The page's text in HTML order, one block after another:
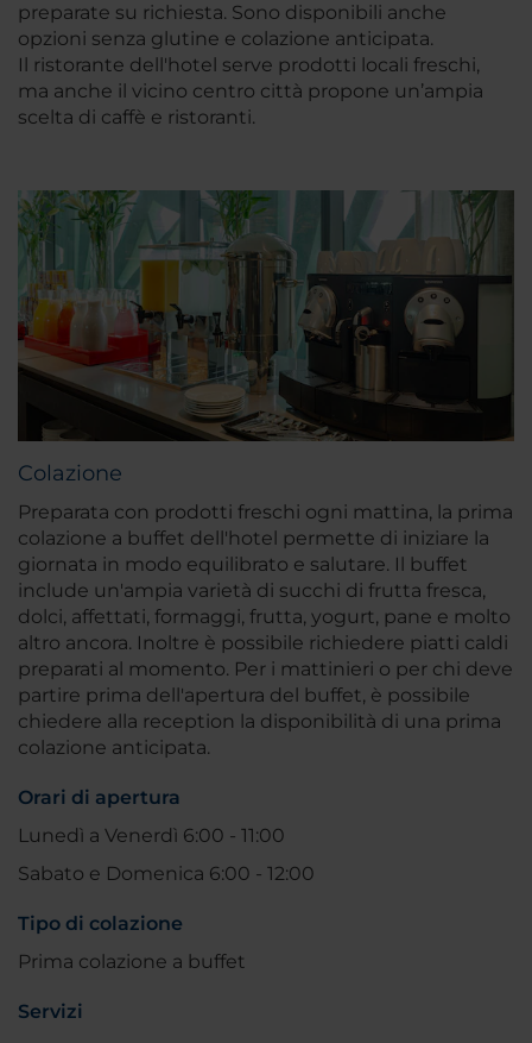
preparate su richiesta. Sono disponibili anche
opzioni senza glutine e colazione anticipata.
Il ristorante dell'hotel serve prodotti locali freschi,
ma anche il vicino centro città propone un’ampia
scelta di caffè e ristoranti.
Colazione
Preparata con prodotti freschi ogni mattina, la prima
colazione a buffet dell'hotel permette di iniziare la
giornata in modo equilibrato e salutare. Il buffet
include un'ampia varietà di succhi di frutta fresca,
dolci, affettati, formaggi, frutta, yogurt, pane e molto
altro ancora. Inoltre è possibile richiedere piatti caldi
preparati al momento. Per i mattinieri o per chi deve
partire prima dell'apertura del buffet, è possibile
chiedere alla reception la disponibilità di una prima
colazione anticipata.
Orari di apertura
Lunedì a Venerdì 6:00 - 11:00
Sabato e Domenica 6:00 - 12:00
Tipo di colazione
Prima colazione a buffet
Servizi